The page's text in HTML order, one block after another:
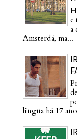
e
a
Amsterdã, ma...
língua há 17